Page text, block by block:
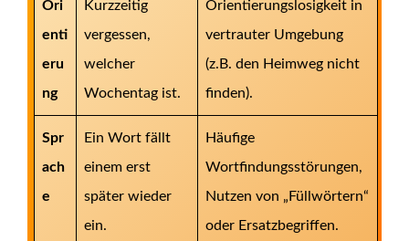
Ori
enti
eru
ng
Kurzzeitig
vergessen,
welcher
Wochentag ist.
Orientierungslosigkeit in
vertrauter Umgebung
(z.B. den Heimweg nicht
finden).
Spr
ach
e
Ein Wort fällt
einem erst
später wieder
ein.
Häufige
Wortfindungsstörungen,
Nutzen von „Füllwörtern“
oder Ersatzbegriffen.